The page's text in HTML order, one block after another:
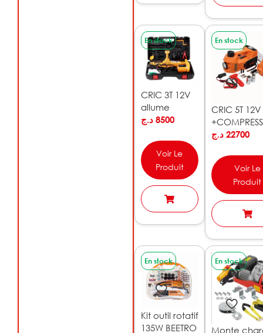
En stock
CRIC 3T 12V
allume
cigare 5PCS
BE004
8500 د.ج
Voir Le
Produit
En stock
CRIC 5T 12V
22700 د.ج
Voir Le
Produit
En stock
Kit outil rotatif
135W BEETRO
En stock
Monte